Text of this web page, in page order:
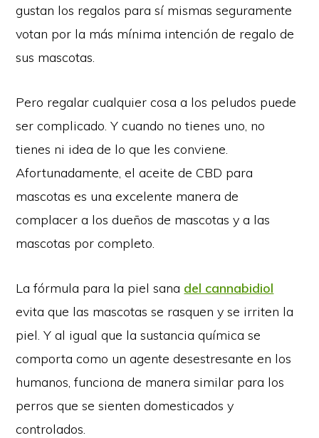
gustan los regalos para sí mismas seguramente
votan por la más mínima intención de regalo de
sus mascotas.
Pero regalar cualquier cosa a los peludos puede
ser complicado. Y cuando no tienes uno, no
tienes ni idea de lo que les conviene.
Afortunadamente, el aceite de CBD para
mascotas es una excelente manera de
complacer a los dueños de mascotas y a las
mascotas por completo.
La fórmula para la piel sana del cannabidiol
evita que las mascotas se rasquen y se irriten la
piel. Y al igual que la sustancia química se
comporta como un agente desestresante en los
humanos, funciona de manera similar para los
perros que se sienten domesticados y
controlados.